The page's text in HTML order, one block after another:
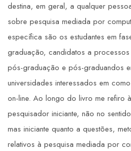
destina, em geral, a qualquer
sobre pesquisa mediada por
específica são os estudantes em
graduação, candidatos a
pós-graduação e pós-graduandos
universidades interessados em
on-line. Ao longo do livro me refiro
pesquisador iniciante, não no
mas iniciante quanto a questões,
relativos à pesquisa mediada por